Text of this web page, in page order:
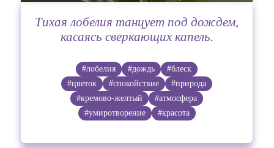
Тихая лобелия танцует под дождем,
касаясь сверкающих капель.
#лобелия #дождь
#блеск
#цветок
#спокойствие
#природа
#кремово-желтый
#атмосфера
#умиротворение
#красота